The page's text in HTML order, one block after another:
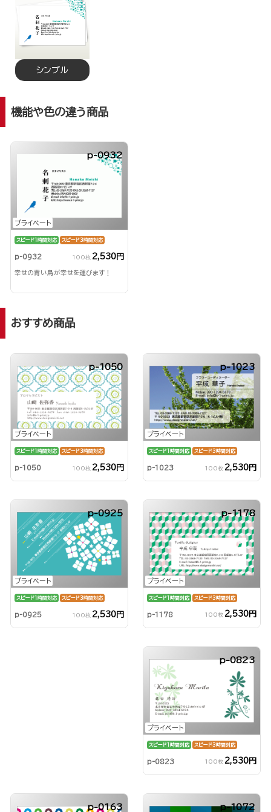
シンプル
機能や色の違う商品
プライベート
p-0932
スピード1時間対応 スピード3時間対応
p-0932 100枚 2,530円
幸せの青い鳥が幸せを運びます！
おすすめ商品
プライベート
p-1050
スピード1時間対応 スピード3時間対応
p-1050 100枚 2,530円
プライベート
p-1023
スピード1時間対応 スピード3時間対応
p-1023 100枚 2,530円
プライベート
p-0925
スピード1時間対応 スピード3時間対応
p-0925 100枚 2,530円
プライベート
p-1178
スピード1時間対応 スピード3時間対応
p-1178 100枚 2,530円
プライベート
p-0823
スピード1時間対応 スピード3時間対応
p-0823 100枚 2,530円
p-0163 p-1072